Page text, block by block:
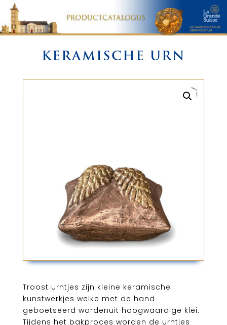
KERAMISCHE URN
Troost urntjes zijn kleine keramische
kunstwerkjes welke met de hand
geboetseerd wordenuit hoogwaardige klei.
Tijdens het bakproces worden de urntjes